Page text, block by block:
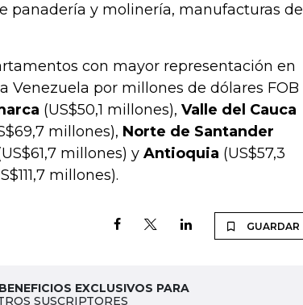
panadería y molinería, manufacturas de
con mayor representación en
Venezuela por millones de dólares FOB
(US$50,1 millones), Valle del Cauca
millones), Norte de Santander
millones) y Antioquia (US$57,3
millones).
GUARDAR
EXCLUSIVOS PARA
SUSCRIPTORES